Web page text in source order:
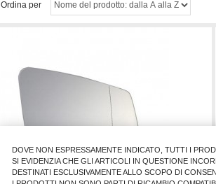
Ordina per
DOVE NON ESPRESSAMENTE INDICATO, TUTTI I
SI EVIDENZIA CHE GLI ARTICOLI IN QUESTIONE
DESTINATI ESCLUSIVAMENTE ALLO SCOPO DI